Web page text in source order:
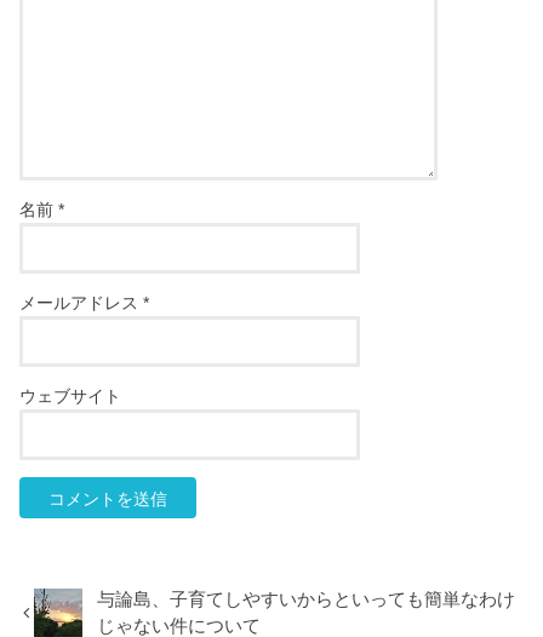
名前*
メールアドレス*
ウェブサイト
与論島、子育てしやすいからといっても簡単なわけ
じゃない件について